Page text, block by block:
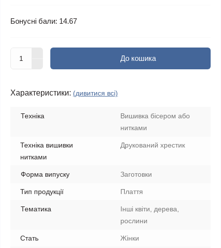
Бонусні бали: 14.67
До кошика
Характеристики: (дивитися всі)
Техніка
Вишивка бісером або
нитками
Техніка вишивки
нитками
Друкований хрестик
Форма випуску Заготовки
Тип продукції Плаття
Тематика
Інші квіти, дерева,
рослини
Стать Жінки